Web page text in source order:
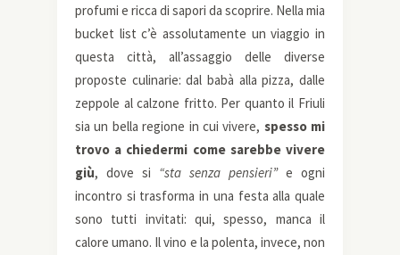
profumi e ricca di sapori da scoprire. Nella mia
bucket list c’è assolutamente un viaggio in
questa città, all’assaggio delle diverse
proposte culinarie: dal babà alla pizza, dalle
zeppole al calzone fritto. Per quanto il Friuli
sia un bella regione in cui vivere, spesso mi
trovo a chiedermi come sarebbe vivere
giù, dove si “sta senza pensieri”e ogni
incontro si trasforma in una festa alla quale
sono tutti invitati: qui, spesso, manca il
calore umano. Il vino e la polenta, invece, non